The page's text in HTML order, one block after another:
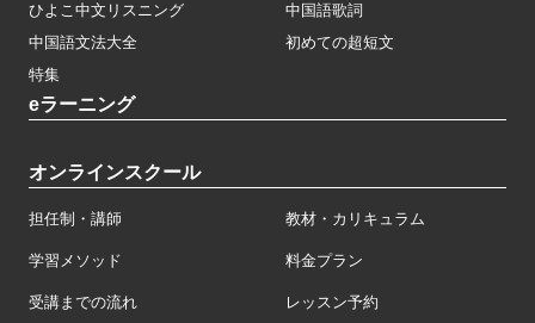
ひよこ中文リスニング
中国語歌詞
中国語文法大全
初めての超短文
特集
eラーニング
オンラインスクール
担任制・講師 教材・カリキュラム
学習メソッド 料金プラン
受講までの流れ レッスン予約